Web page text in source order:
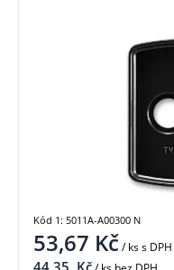
53,67 Kč/ kss DPH
Kód 1: 5011A-A00300 N